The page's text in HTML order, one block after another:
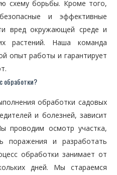
схему борьбы. Кроме того,
и эффективные
вред окружающей среде и
растений. Наша команда
опыт работы и гарантирует
обработки?
обработки садовых
и болезней, зависит
проводим осмотр участка,
поражения и разработать
обработки занимает от
дней. Мы стараемся